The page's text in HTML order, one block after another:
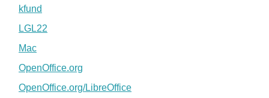
kfund
LGL22
Mac
OpenOffice.org
OpenOffice.org/LibreOffice